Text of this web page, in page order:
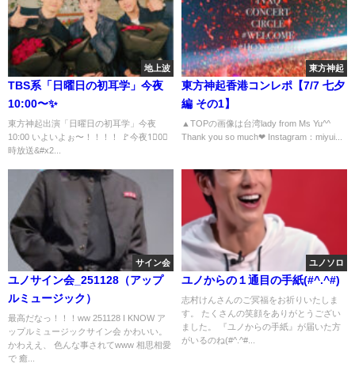
地上波
TBS系「日曜日の初耳学」今夜
10:00〜✨️
東方神起出演「日曜日の初耳学」今夜
10:00 いよいよぉ〜！！！！ 🚩今夜1⃣0⃣
時放送&#x2...
東方神起
東方神起香港コンレポ【7/7 七夕
編 その1】
▲TOPの画像は台湾lady from Ms Yu^^
Thank you so much❤ Instagram：miyui...
サイン会
ユノサイン会_251128（アップ
ルミュージック）
最高だなっ！！！ww 251128 I KNOW ア
ップルミュージックサイン会 かわいい。
かわええ、 色んな事されてwww 相思相愛
で 癒...
ユノソロ
ユノからの１通目の手紙(#^.^#)
志村けんさんのご冥福をお祈りいたしま
す。 たくさんの笑顔をありがとうござい
ました。 『ユノからの手紙』が届いた方
がいるのね(#^.^#...